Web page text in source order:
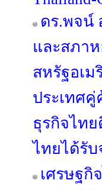
ดร.พจน์
และสภา
สหรัฐอเม
ประเทศคู่
ธุรกิจไท
ไทยได้รับ
เศรษฐ